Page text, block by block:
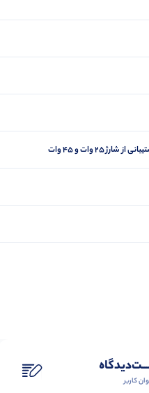
25 وات و 45 وات
کاربر